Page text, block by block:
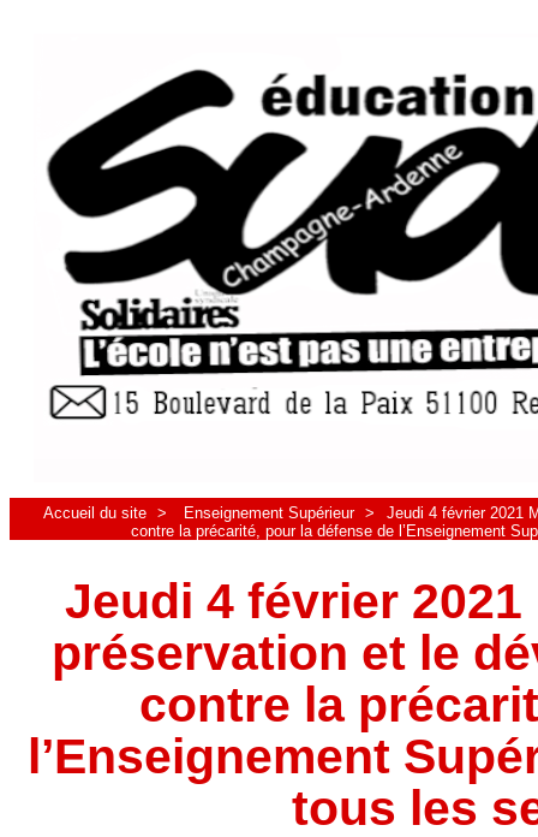
Accueil du site > Enseignement Supérieur >
Jeudi 4 février 2021
contre la précarité, pour la défense de l’Enseignement
Jeudi 4 février
préservation et le
contre la
l’Enseignement
tous les